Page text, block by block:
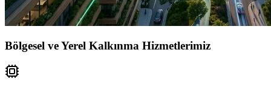
Bölgesel ve Yerel Kalkınma Hizmetlerimiz